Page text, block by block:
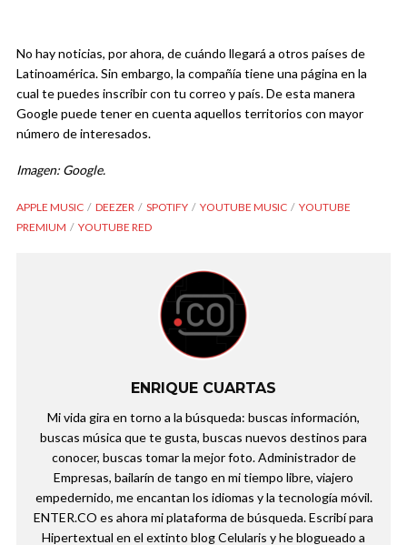
No hay noticias, por ahora, de cuándo llegará a otros países de
Latinoamérica. Sin embargo, la compañía tiene una página en la
cual te puedes inscribir con tu correo y país. De esta manera
Google puede tener en cuenta aquellos territorios con mayor
número de interesados.
Imagen: Google.
APPLE MUSIC DEEZER SPOTIFY YOUTUBE MUSIC
YOUTUBE
PREMIUM
YOUTUBE RED
ENRIQUE CUARTAS
Mi vida gira en torno a la búsqueda: buscas información,
buscas música que te gusta, buscas nuevos destinos para
conocer, buscas tomar la mejor foto. Administrador de
Empresas, bailarín de tango en mi tiempo libre, viajero
empedernido, me encantan los idiomas y la tecnología móvil.
ENTER.CO es ahora mi plataforma de búsqueda. Escribí para
Hipertextual en el extinto blog Celularis y he blogueado a